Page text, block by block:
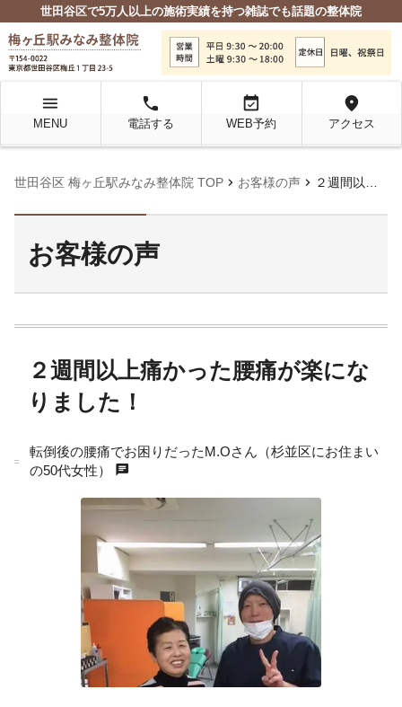
世田谷区で5万人以上の施術実績を持つ雑誌でも話題の整体院
menu
MENU
local_phone
電話する
event_available
WEB予約
location_on
アクセス
世田谷区 梅ヶ丘駅みなみ整体院 TOP chevron_right お客様の声 chevron_right ２週間以上痛かった腰痛が楽になりました！
お客様の声
２週間以上痛かった腰痛が楽にな
りました！
転倒後の腰痛でお困りだったM.Oさん（杉並区にお住まい
の50代女性）
chat